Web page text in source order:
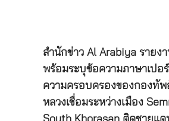
สำนักข่าว Al Arabiya รายง
พร้อมระบุข้อความภาษาเปอ
ความครอบครองของกองทั
หลวงเชื่อมระหว่างเมือง